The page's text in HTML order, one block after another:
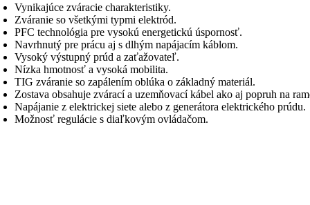
Vynikajúce zváracie charakteristiky.
Zváranie so všetkými typmi elektród.
PFC technológia pre vysokú energetickú úspornosť.
Navrhnutý pre prácu aj s dlhým napájacím káblom.
Vysoký výstupný prúd a zaťažovateľ.
Nízka hmotnosť a vysoká mobilita.
TIG zváranie so zapálením oblúka o základný materiál.
Zostava obsahuje zvárací a uzemňovací kábel ako aj popruh na
Napájanie z elektrickej siete alebo z generátora elektrického prúdu.
Možnosť regulácie s diaľkovým ovládačom.